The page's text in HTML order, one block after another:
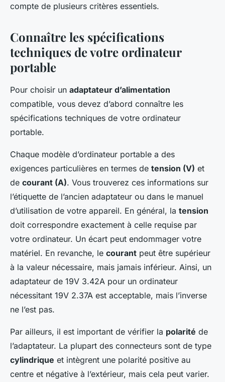
compte de plusieurs critères essentiels.
Connaître les spécifications
techniques de votre ordinateur
portable
Pour choisir un adaptateur d’alimentation
compatible, vous devez d’abord connaître les
spécifications techniques de votre ordinateur
portable.
Chaque modèle d’ordinateur portable a des
exigences particulières en termes de tension (V) et
de courant (A). Vous trouverez ces informations sur
l’étiquette de l’ancien adaptateur ou dans le manuel
d’utilisation de votre appareil. En général, la tension
doit correspondre exactement à celle requise par
votre ordinateur. Un écart peut endommager votre
matériel. En revanche, le courant peut être supérieur
à la valeur nécessaire, mais jamais inférieur. Ainsi, un
adaptateur de 19V 3.42A pour un ordinateur
nécessitant 19V 2.37A est acceptable, mais l’inverse
ne l’est pas.
Par ailleurs, il est important de vérifier la polarité de
l’adaptateur. La plupart des connecteurs sont de type
cylindrique et intègrent une polarité positive au
centre et négative à l’extérieur, mais cela peut varier.